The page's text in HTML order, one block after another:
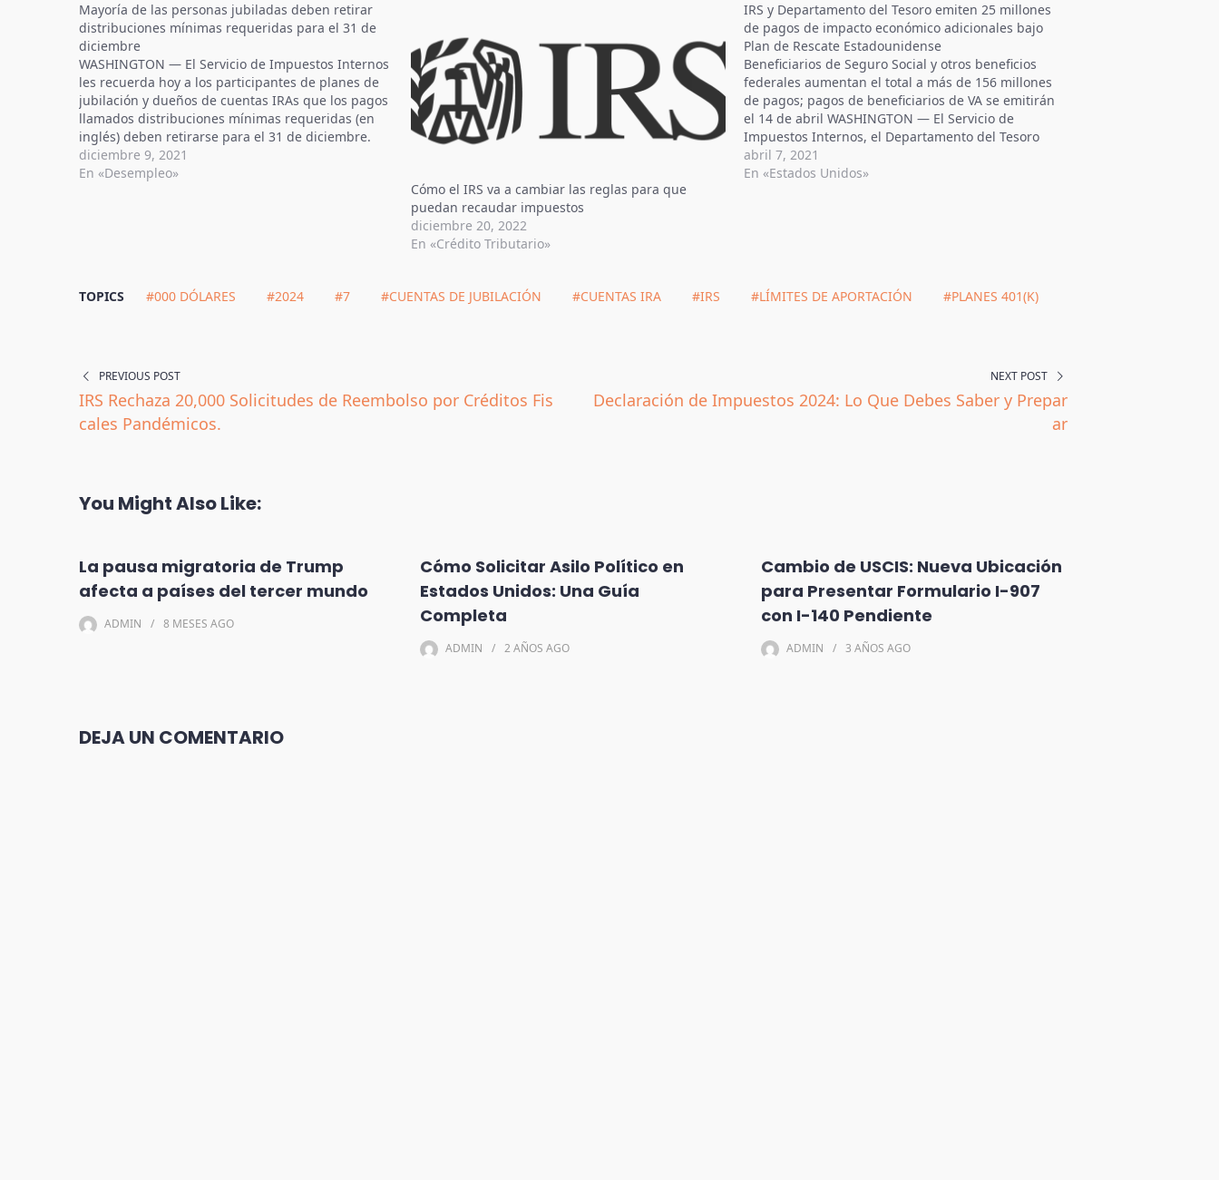
Mayoría de las personas jubiladas deben retirar
distribuciones mínimas requeridas para el 31 de
diciembre
WASHINGTON — El Servicio de Impuestos Internos
les recuerda hoy a los participantes de planes de
jubilación y dueños de cuentas IRAs que los pagos
llamados distribuciones mínimas requeridas (en
inglés) deben retirarse para el 31 de diciembre.
Las distribuciones mínimas requeridas (RMD, por
sus siglas en inglés) generalmente son cantidades
diciembre 9, 2021
En «Desempleo»
Cómo el IRS va a cambiar las reglas para que
puedan recaudar impuestos
diciembre 20, 2022
En «Crédito Tributario»
IRS y Departamento del Tesoro emiten 25 millones
de pagos de impacto económico adicionales bajo
Plan de Rescate Estadounidense
Beneficiarios de Seguro Social y otros beneficios
federales aumentan el total a más de 156 millones
de pagos; pagos de beneficiarios de VA se emitirán
el 14 de abril WASHINGTON — El Servicio de
Impuestos Internos, el Departamento del Tesoro
de los Estados Unidos y la Oficina de Servicios
Tributario…
abril 7, 2021
En «Estados Unidos»
TOPICS #000 DÓLARES #2024 #7 #CUENTAS DE JUBILACIÓN #CUENTAS IRA #IRS #LÍMITES DE APORTACIÓN #PLANES 401(K)
PREVIOUS POST
IRS Rechaza 20,000 Solicitudes de Reembolso por Créditos Fis
cales Pandémicos.
NEXT POST
Declaración de Impuestos 2024: Lo Que Debes Saber y Prepar
ar
You Might Also Like:
La pausa migratoria de Trump
afecta a países del tercer mundo
ADMIN 8 MESES AGO
Cómo Solicitar Asilo Político en
Estados Unidos: Una Guía
Completa
ADMIN 2 AÑOS AGO
Cambio de USCIS: Nueva Ubicación
para Presentar Formulario I-907
con I-140 Pendiente
ADMIN 3 AÑOS AGO
DEJA UN COMENTARIO